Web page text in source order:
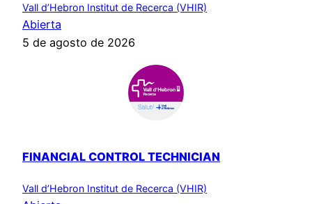
Vall d’Hebron Institut de Recerca (VHIR)
Abierta
5 de agosto de 2026
FINANCIAL CONTROL TECHNICIAN
Vall d’Hebron Institut de Recerca (VHIR)